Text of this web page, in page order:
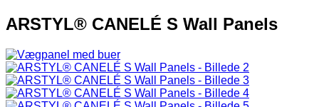
ARSTYL® CANELÉ S Wall Panels